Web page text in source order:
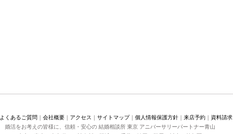
よくあるご質問 ｜ 会社概要 ｜ アクセス ｜ サイトマップ｜ 個人情報保護方針 ｜ 来店予約 ｜ 資料請求
婚活をお考えの皆様に、信頼・安心の 結婚相談所 東京 アニバーサリーパートナー青山